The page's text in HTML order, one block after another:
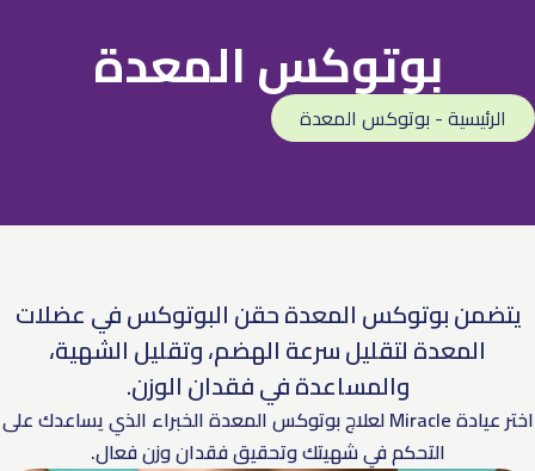
بوتوكس المعدة
الرئيسية - بوتوكس المعدة
يتضمن بوتوكس المعدة حقن البوتوكس في عضلات
المعدة لتقليل سرعة الهضم، وتقليل الشهية،
والمساعدة في فقدان الوزن.
اختر عيادة Miracle لعلاج بوتوكس المعدة الخبراء الذي يساعدك على
التحكم في شهيتك وتحقيق فقدان وزن فعال.